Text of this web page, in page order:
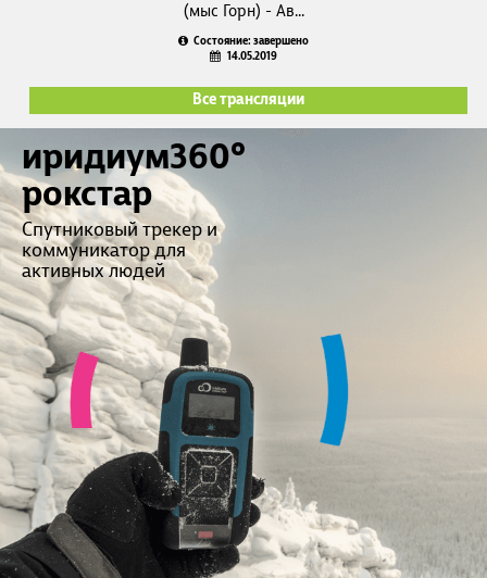
(мыс Горн) - Ав...
Состояние: завершено
14.05.2019
Все трансляции
иридиум360°
рокстар
Спутниковый трекер и
коммуникатор для
активных людей